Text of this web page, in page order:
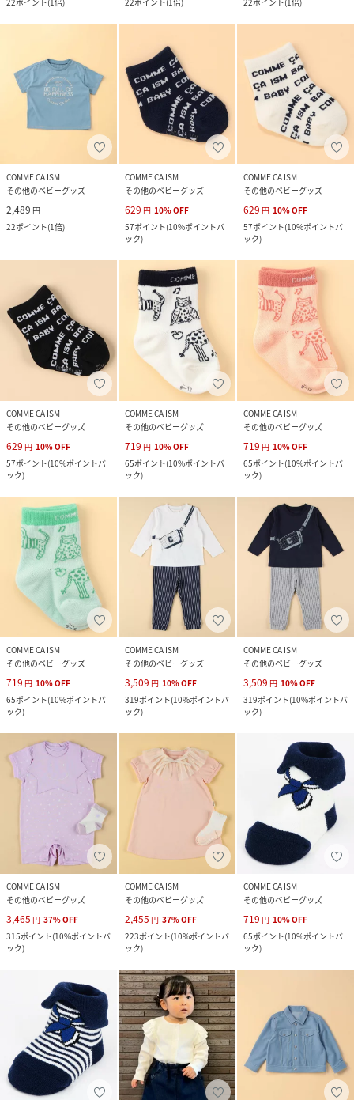
COMME CA ISM
その他のベビーグッズ
2,489 円
22ポイント(1倍)
COMME CA ISM
その他のベビーグッズ
629 円 10%OFF
57ポイント(10%ポイントバ
ック)
COMME CA ISM
その他のベビーグッズ
629 円 10%OFF
57ポイント(10%ポイントバ
ック)
COMME CA ISM
その他のベビーグッズ
629 円 10%OFF
57ポイント(10%ポイントバ
ック)
COMME CA ISM
その他のベビーグッズ
719 円 10%OFF
65ポイント(10%ポイントバ
ック)
COMME CA ISM
その他のベビーグッズ
719 円 10%OFF
65ポイント(10%ポイントバ
ック)
COMME CA ISM
その他のベビーグッズ
719 円 10%OFF
65ポイント(10%ポイントバ
ック)
COMME CA ISM
その他のベビーグッズ
3,509 円 10%OFF
319ポイント(10%ポイントバ
ック)
COMME CA ISM
その他のベビーグッズ
3,509 円 10%OFF
319ポイント(10%ポイントバ
ック)
COMME CA ISM
その他のベビーグッズ
3,465 円 37%OFF
315ポイント(10%ポイントバ
ック)
COMME CA ISM
その他のベビーグッズ
2,455 円 37%OFF
223ポイント(10%ポイントバ
ック)
COMME CA ISM
その他のベビーグッズ
719 円 10%OFF
65ポイント(10%ポイントバ
ック)